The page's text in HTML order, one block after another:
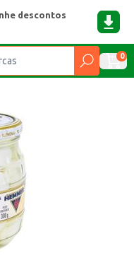
descontos
0